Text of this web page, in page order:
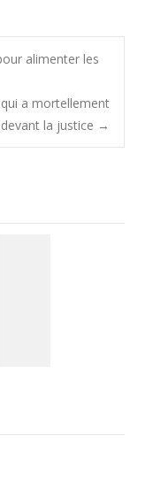
alimenter les
a mortellement
la justice →